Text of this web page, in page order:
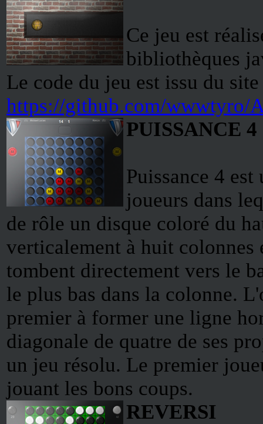
Ce jeu est
bibliothèques
Le code du jeu est issu du site
https://github.com/wwwtyro/
PUISSANCE 4
Puissance 4
joueurs dans
de rôle un disque coloré du
verticalement à huit colonnes
tombent directement vers le
le plus bas dans la colonne.
premier à former une ligne
diagonale de quatre de ses
un jeu résolu. Le premier
jouant les bons coups.
REVERSI